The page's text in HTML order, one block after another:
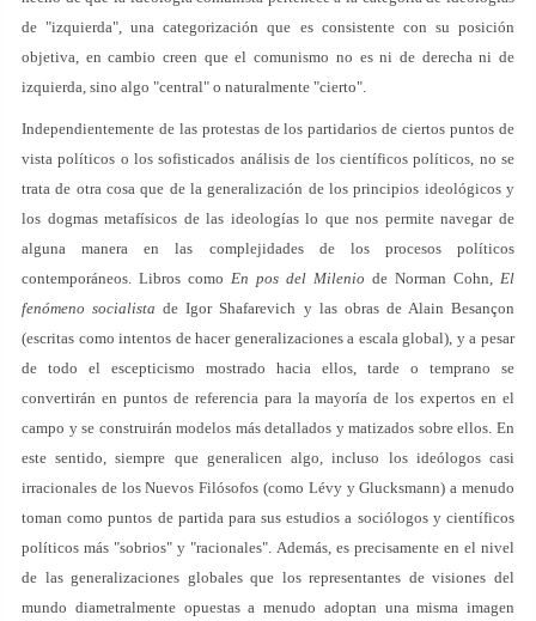
de "izquierda", una categorización que es consistente con su posición
objetiva, en cambio creen que el comunismo no es ni de derecha ni de
izquierda, sino algo "central" o naturalmente "cierto".
Independientemente de las protestas de los partidarios de ciertos puntos de
vista políticos o los sofisticados análisis de los científicos políticos, no se
trata de otra cosa que de la generalización de los principios ideológicos y
los dogmas metafísicos de las ideologías lo que nos permite navegar de
alguna manera en las complejidades de los procesos políticos
contemporáneos. Libros como En pos del Milenio de Norman Cohn, El
fenómeno socialista de Igor Shafarevich y las obras de Alain Besançon
(escritas como intentos de hacer generalizaciones a escala global), y a pesar
de todo el escepticismo mostrado hacia ellos, tarde o temprano se
convertirán en puntos de referencia para la mayoría de los expertos en el
campo y se construirán modelos más detallados y matizados sobre ellos. En
este sentido, siempre que generalicen algo, incluso los ideólogos casi
irracionales de los Nuevos Filósofos (como Lévy y Glucksmann) a menudo
toman como puntos de partida para sus estudios a sociólogos y científicos
políticos más "sobrios" y "racionales". Además, es precisamente en el nivel
de las generalizaciones globales que los representantes de visiones del
mundo diametralmente opuestas a menudo adoptan una misma imagen